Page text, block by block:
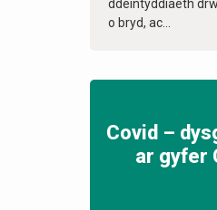
ddeintyddiaeth
o bryd, ac...
Covid –
ar gyfer